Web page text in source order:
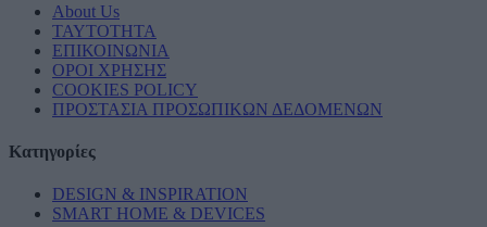
About Us
ΤΑΥΤΟΤΗΤΑ
ΕΠΙΚΟΙΝΩΝΙΑ
ΟΡΟΙ ΧΡΗΣΗΣ
COOKIES POLICY
ΠΡΟΣΤΑΣΙΑ ΠΡΟΣΩΠΙΚΩΝ ΔΕΔΟΜΕΝΩΝ
Κατηγορίες
DESIGN & INSPIRATION
SMART HOME & DEVICES